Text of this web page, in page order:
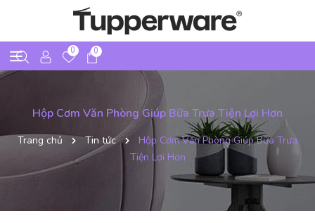
0 0
Hộp Cơm Văn Phòng Giúp Bữa Trưa Tiện Lợi Hơn
Trang chủ Tin tức
Hộp Cơm Văn Phòng Giúp Bữa Trưa
Tiện Lợi Hơn